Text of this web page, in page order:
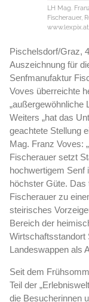
LH Mag.
Fischerauer,
www.lexpix.at
Pischelsdorf/Graz,
Auszeichnung für
Senfmanufaktur
Voves überreichte
„außergewöhnliche
Weiters „hat das
geachtete Stellung
Mag. Franz Voves:
Fischerauer setzt
hochwertigem Senf
höchster Güte.
Fischerauer zu
steirisches
Bereich der
Wirtschaftsstandort
Landeswappen als
Seit dem
Teil der
die Besucherinnen